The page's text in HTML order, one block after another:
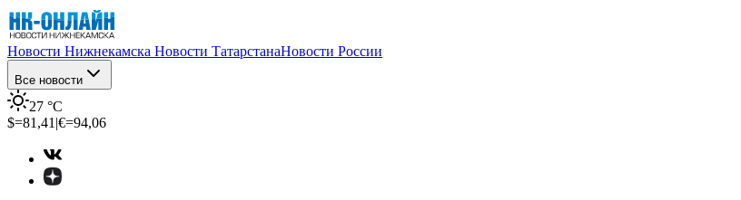
Новости Нижнекамска Новости ТатарстанаНовости России
Все новости
27 °C
$=81,41 |€=94,06